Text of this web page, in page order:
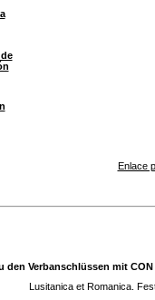
Enlace
den Verbanschlüssen mit
Lusitanica et Romanica.